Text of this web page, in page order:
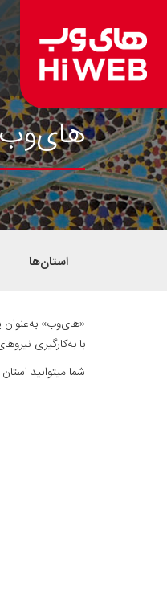
های‌وب
استان‌ها
با به‌کارگیری
شما میتوانید